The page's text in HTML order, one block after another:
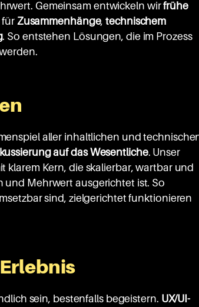
Gemeinsam entwickeln wirfrühe
fürZusammenhänge,technischem
. So entstehen Lösungen, die im Prozess
aller inhaltlichen und
auf das Wesentliche. Unser
klarem Kern, die skalierbar, wartbar und
Mehrwert ausgerichtet ist. So
sind, zielgerichtet funktionieren
sein, bestenfalls begeistern. UX/UI-